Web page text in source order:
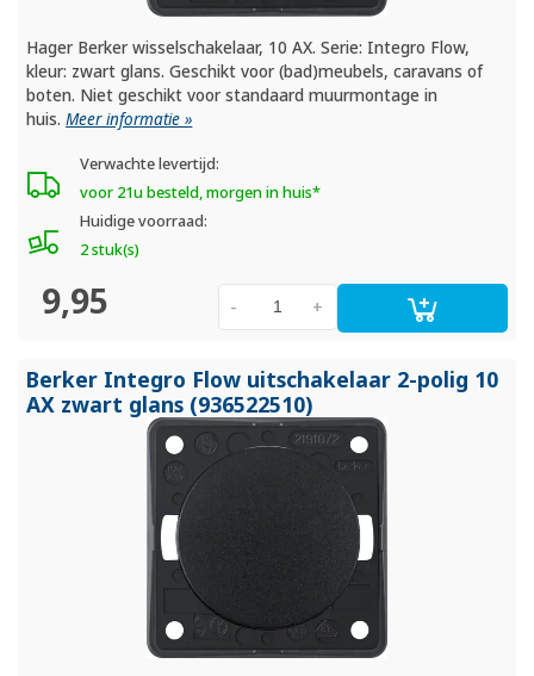
Hager Berker wisselschakelaar, 10 AX. Serie: Integro Flow,
kleur: zwart glans. Geschikt voor (bad)meubels, caravans of
boten. Niet geschikt voor standaard muurmontage in
huis.Meer informatie »
Verwachte levertijd:
voor 21u besteld, morgen in huis*
Huidige voorraad:
2 stuk(s)
9,95 +
-
Berker Integro Flow uitschakelaar 2-polig 10
AX zwart glans (936522510)